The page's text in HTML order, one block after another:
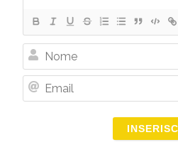
Nome